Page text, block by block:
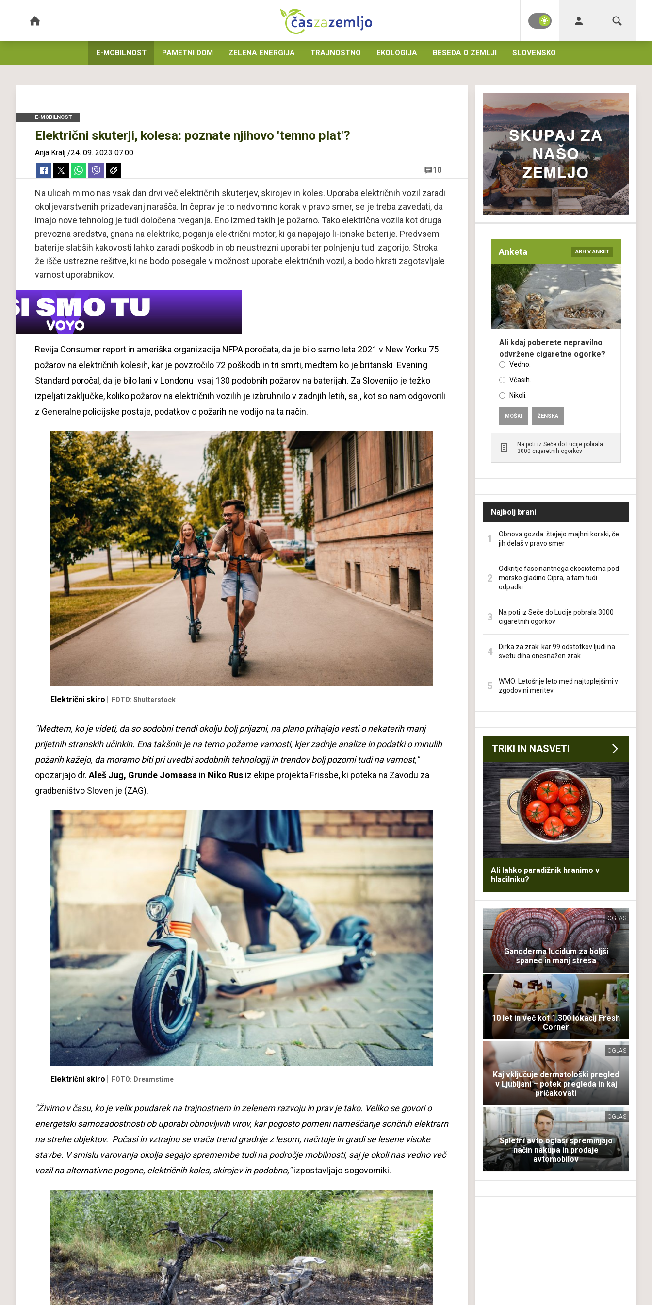
E-MOBILNOST PAMETNI DOM ZELENA ENERGIJA TRAJNOSTNO EKOLOGIJA BESEDA O ZEMLJI SLOVENSKO
E-MOBILNOST
Električni skuterji, kolesa: poznate njihovo 'temno plat'?
Anja Kralj /24. 09. 2023 07.00
10
Na ulicah mimo nas vsak dan drvi več električnih skuterjev, skirojev in koles. Uporaba električnih vozil zaradi
okoljevarstvenih prizadevanj narašča. In čeprav je to nedvomno korak v pravo smer, se je treba zavedati, da
imajo nove tehnologije tudi določena tveganja. Eno izmed takih je požarno. Tako električna vozila kot druga
prevozna sredstva, gnana na elektriko, poganja električni motor, ki ga napajajo li-ionske baterije. Predvsem
baterije slabših kakovosti lahko zaradi poškodb in ob neustrezni uporabi ter polnjenju tudi zagorijo. Stroka
že išče ustrezne rešitve, ki ne bodo posegale v možnost uporabe električnih vozil, a bodo hkrati zagotavljale
varnost uporabnikov.
Revija Consumer report in ameriška organizacija NFPA poročata, da je bilo samo leta 2021 v New Yorku 75
požarov na električnih kolesih, kar je povzročilo 72 poškodb in tri smrti, medtem ko je britanski Evening
Standard poročal, da je bilo lani v Londonu vsaj 130 podobnih požarov na baterijah. Za Slovenijo je težko
izpeljati zaključke, koliko požarov na električnih vozilih je izbruhnilo v zadnjih letih, saj, kot so nam odgovorili
z Generalne policijske postaje, podatkov o požarih ne vodijo na ta način.
Električni skiro FOTO: Shutterstock
"Medtem, ko je videti, da so sodobni trendi okolju bolj prijazni, na plano prihajajo vesti o nekaterih manj
prijetnih stranskih učinkih. Ena takšnih je na temo požarne varnosti, kjer zadnje analize in podatki o minulih
požarih kažejo, da moramo biti pri uvedbi sodobnih tehnologij in trendov bolj pozorni tudi na varnost,"
opozarjajo dr. Aleš Jug, Grunde Jomaasa in Niko Rus iz ekipe projekta Frissbe, ki poteka na Zavodu za
gradbeništvo Slovenije (ZAG).
Električni skiro FOTO: Dreamstime
"Živimo v času, ko je velik poudarek na trajnostnem in zelenem razvoju in prav je tako. Veliko se govori o
energetski samozadostnosti ob uporabi obnovljivih virov, kar pogosto pomeni nameščanje sončnih elektrarn
na strehe objektov. Počasi in vztrajno se vrača trend gradnje z lesom, načrtuje in gradi se lesene visoke
stavbe. V smislu varovanja okolja segajo spremembe tudi na področje mobilnosti, saj je okoli nas vedno več
vozil na alternativne pogone, električnih koles, skirojev in podobno,"izpostavljajo sogovorniki.
Anketa ARHIV ANKET
Ali kdaj poberete nepravilno
odvržene cigaretne ogorke?
Vedno.
Včasih.
Nikoli.
MOŠKI ŽENSKA
Na poti iz Seče do Lucije pobrala
3000 cigaretnih ogorkov
Najbolj brani
Obnova gozda: štejejo majhni koraki, če
jih delaš v pravo smer
Odkritje fascinantnega ekosistema pod
morsko gladino Cipra, a tam tudi
odpadki
Na poti iz Seče do Lucije pobrala 3000
cigaretnih ogorkov
Dirka za zrak: kar 99 odstotkov ljudi na
svetu diha onesnažen zrak
WMO: Letošnje leto med najtoplejšimi v
zgodovini meritev
TRIKI IN NASVETI
Ali lahko paradižnik hranimo v
hladilniku?
OGLAS
Ganoderma lucidum za boljši
spanec in manj stresa
10 let in več kot 1.300 lokacij Fresh
Corner
OGLAS
Kaj vključuje dermatološki pregled
v Ljubljani – potek pregleda in kaj
pričakovati
OGLAS
Spletni avto oglasi spreminjajo
način nakupa in prodaje
avtomobilov